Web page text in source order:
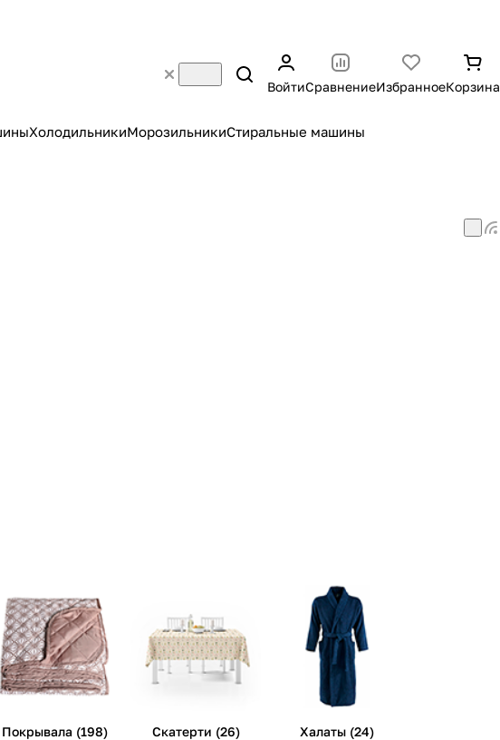
ВойтиСравнениеИзбранноеКорзина
ХолодильникиМорозильникиСтиральные машины
Покрывала (198) Скатерти (26) Халаты (24)